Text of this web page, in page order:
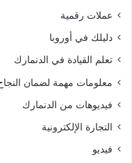
عملات رقمية
دليلك في أوروبا
تعلم القيادة في الدنمارك
معلومات مهمة لضمان
فيديوهات من الدنمارك
التجارة الإلكترونية
فيديو